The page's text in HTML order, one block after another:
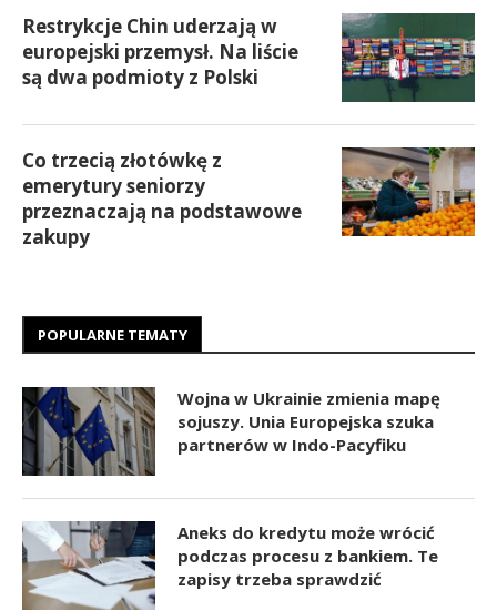
Restrykcje Chin uderzają w
europejski przemysł. Na liście
są dwa podmioty z Polski
Co trzecią złotówkę z
emerytury seniorzy
przeznaczają na podstawowe
zakupy
POPULARNE TEMATY
Wojna w Ukrainie zmienia mapę
sojuszy. Unia Europejska szuka
partnerów w Indo-Pacyfiku
Aneks do kredytu może wrócić
podczas procesu z bankiem. Te
zapisy trzeba sprawdzić